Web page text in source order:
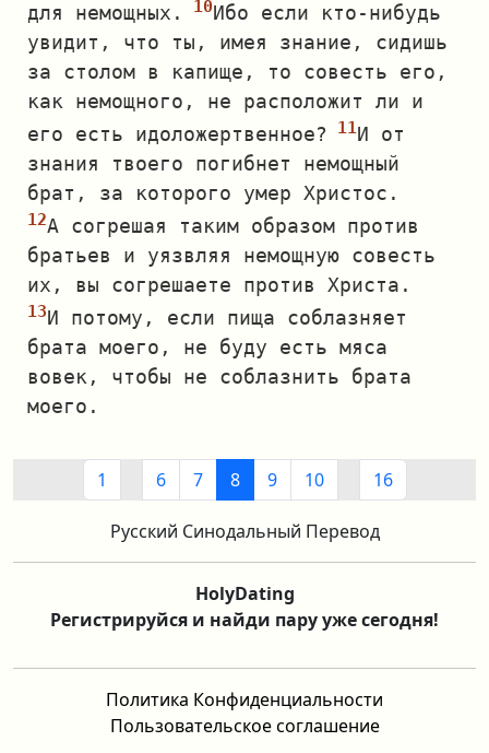
для немощных.
Ибо если кто‐нибудь
увидит, что ты, имея знание, сидишь
за столом в капище, то совесть его,
как немощного, не расположит ли и
его есть идоложертвенное?
И от
знания твоего погибнет немощный
брат, за которого умер Христос.
А согрешая таким образом против
братьев и уязвляя немощную совесть
их, вы согрешаете против Христа.
И потому, если пища соблазняет
брата моего, не буду есть мяса
вовек, чтобы не соблазнить брата
моего.
1 6 7 8 9 10 16
Русский Синодальный Перевод
Политика Конфиденциальности
Пользовательское соглашение
HolyDating
Регистрируйся и найди пару уже сегодня!